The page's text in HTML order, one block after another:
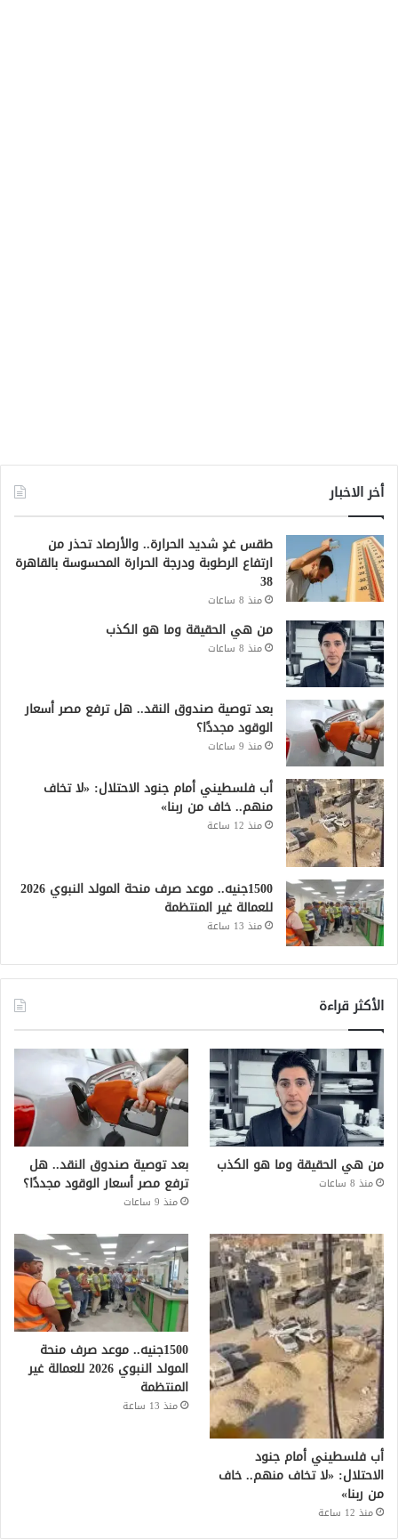
أخر الاخبار
طقس غدٍ شديد الحرارة.. والأرصاد تحذر من
ارتفاع الرطوبة ودرجة الحرارة المحسوسة بالقاهرة
38
منذ 8 ساعات
من هي الحقيقة وما هو الكذب
منذ 8 ساعات
بعد توصية صندوق النقد.. هل ترفع مصر أسعار
الوقود مجددًا؟
منذ 9 ساعات
أب فلسطيني أمام جنود الاحتلال: «لا تخاف
منهم.. خاف من ربنا»
منذ 12 ساعة
1500جنيه.. موعد صرف منحة المولد النبوي 2026
للعمالة غير المنتظمة
منذ 13 ساعة
الأكثر قراءة
من هي الحقيقة وما هو الكذب
منذ 8 ساعات
بعد توصية صندوق النقد.. هل
ترفع مصر أسعار الوقود مجددًا؟
منذ 9 ساعات
أب فلسطيني أمام جنود
الاحتلال: «لا تخاف منهم.. خاف
من ربنا»
منذ 12 ساعة
1500جنيه.. موعد صرف منحة
المولد النبوي 2026 للعمالة غير
المنتظمة
منذ 13 ساعة